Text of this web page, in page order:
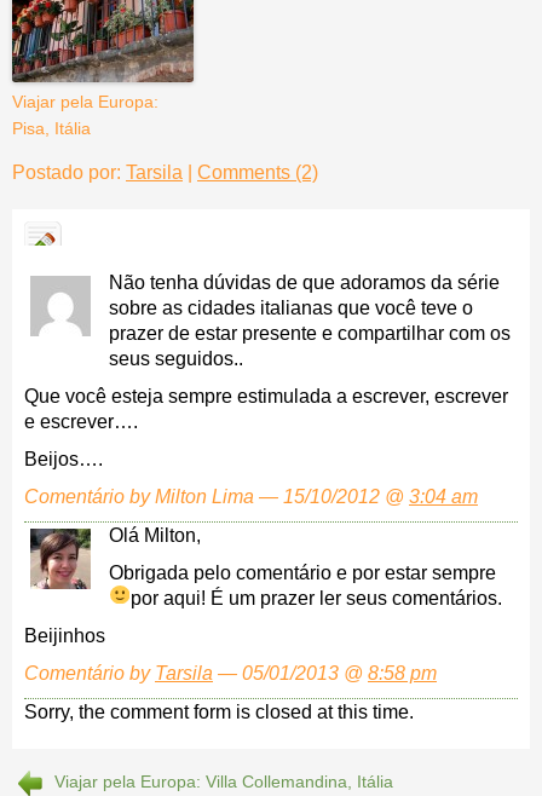
Viajar pela Europa:
Pisa, Itália
Postado por: Tarsila Comments (2)
Não tenha dúvidas de que adoramos da série
sobre as cidades italianas que você teve o
prazer de estar presente e compartilhar com os
seus seguidos..
Que você esteja sempre estimulada a escrever, escrever
e escrever….
Beijos….
Comentário by Milton Lima — 15/10/2012 @ 3:04 am
Olá Milton,
Obrigada pelo comentário e por estar sempre
por aqui! É um prazer ler seus comentários.
Beijinhos
Comentário by Tarsila — 05/01/2013 @ 8:58 pm
Sorry, the comment form is closed at this time.
Viajar pela Europa: Villa Collemandina, Itália